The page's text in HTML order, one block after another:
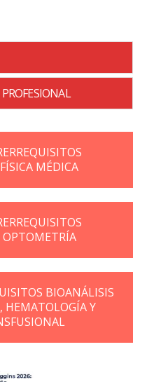
MÉDICA
BIOANÁLISIS
HEMATOLOGÍA Y